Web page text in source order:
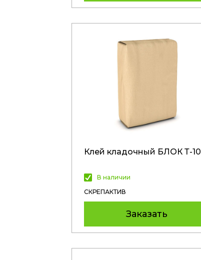
Клей кладочный БЛОК Т-10
В наличии
СКРЕПАКТИВ
Заказать